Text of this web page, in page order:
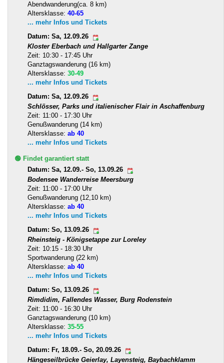
Abendwanderung(ca. 8 km)
Altersklasse: 40-65
... mehr Infos und Tickets
Datum: Sa, 12.09.26
Kloster Eberbach und Hallgarter Zange
Zeit: 10:30 - 17:45 Uhr
Ganztagswanderung (16 km)
Altersklasse: 30-49
... mehr Infos und Tickets
Datum: Sa, 12.09.26
Schlösser, Parks und italienischer Flair in Aschaffenburg
Zeit: 11:00 - 17:30 Uhr
Genußwanderung (14 km)
Altersklasse: ab 40
... mehr Infos und Tickets
🟢 Findet garantiert statt
Datum: Sa, 12.09.- So, 13.09.26
Bodensee Wanderreise Meersburg
Zeit: 11:00 - 17:00 Uhr
Genußwanderung (12,10 km)
Altersklasse: ab 40
... mehr Infos und Tickets
Datum: So, 13.09.26
Rheinsteig - Königsetappe zur Loreley
Zeit: 10:15 - 18:30 Uhr
Sportwanderung (22 km)
Altersklasse: ab 40
... mehr Infos und Tickets
Datum: So, 13.09.26
Rimdidim, Fallendes Wasser, Burg Rodenstein
Zeit: 11:00 - 16:30 Uhr
Ganztagswanderung (10 km)
Altersklasse: 35-55
... mehr Infos und Tickets
Datum: Fr, 18.09.- So, 20.09.26
Hängeseilbrücke Geierlay, Layensteig, Baybachklamm